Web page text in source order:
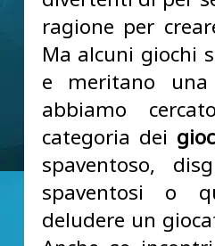
ragione per
Ma alcuni giochi
e meritano
abbiamo
categoria dei
spaventoso,
spaventosi o
deludere un